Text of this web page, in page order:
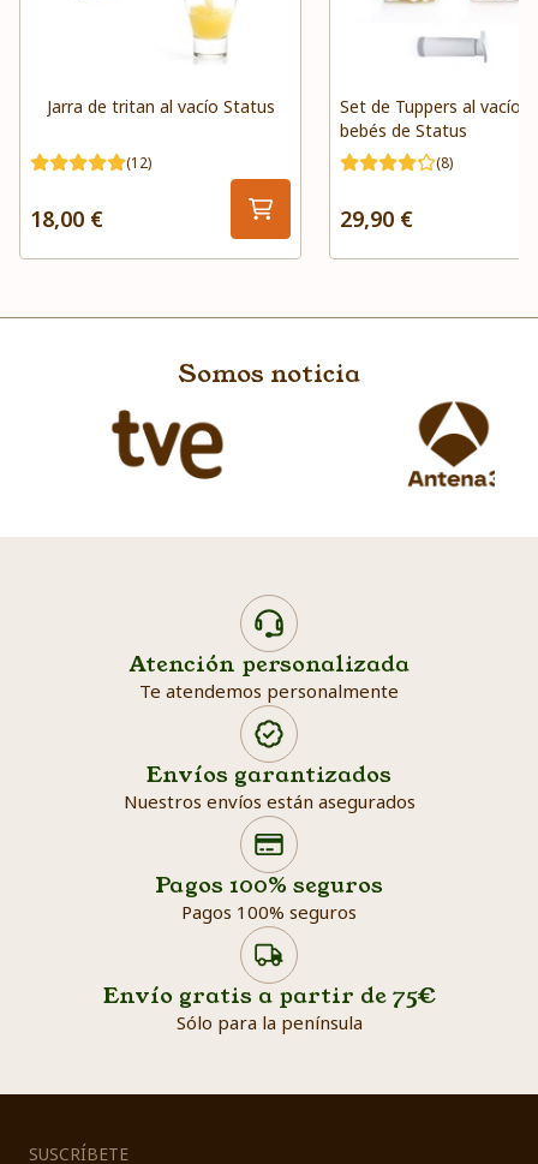
Jarra de tritan al vacío Status
(12)
18,00 €
Set de Tuppers al vacío
bebés de Status
(8)
29,90 €
Somos noticia
Atención personalizada
Te atendemos personalmente
Envíos garantizados
Nuestros envíos están asegurados
Pagos 100% seguros
Pagos 100% seguros
Envío gratis a partir de 75€
Sólo para la península
Search products
SUSCRÍBETE